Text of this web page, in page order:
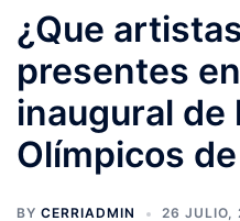
¿Que
presentes
inaugural de
Olímpicos
BY CERRIADMIN 26 JULIO,